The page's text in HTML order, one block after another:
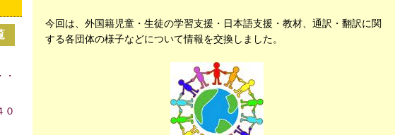
今回は、外国籍児童・生徒の学習支援・日本語支援・教材、通訳・翻訳に関
する各団体の様子などについて情報を交換しました。
０